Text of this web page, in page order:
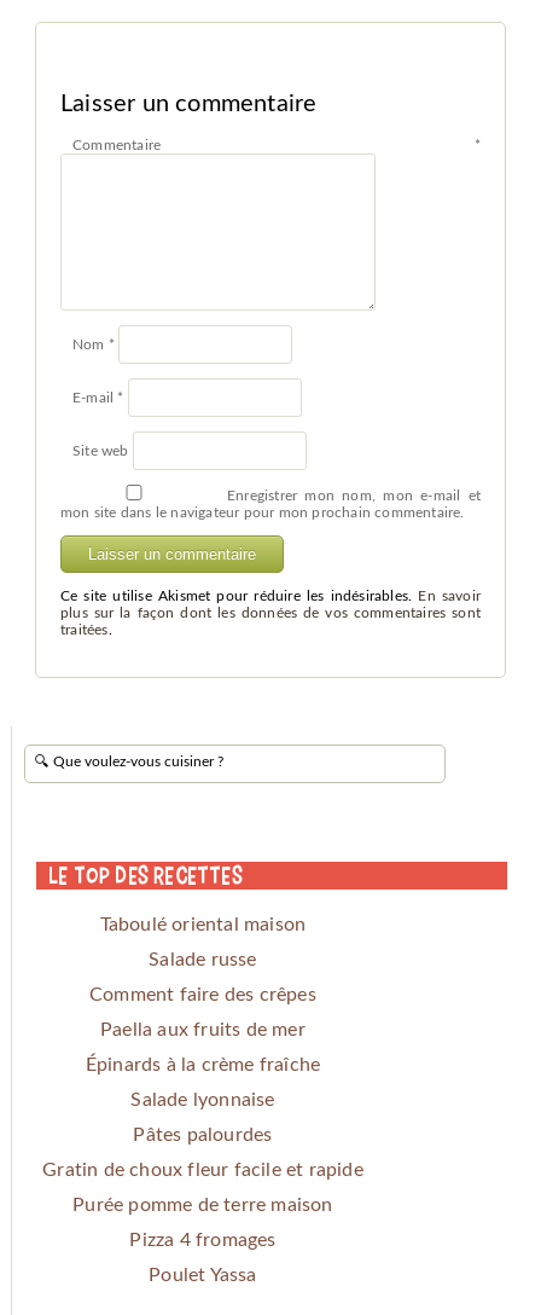
Laisser un commentaire
Commentaire *
Nom *
E-mail *
Site web
Enregistrer mon nom, mon e-mail et
mon site dans le navigateur pour mon prochain commentaire.
Ce site utilise Akismet pour réduire les indésirables. En savoir
plus sur la façon dont les données de vos commentaires sont
traitées.
Le Top des Recettes
Taboulé oriental maison
Salade russe
Comment faire des crêpes
Paella aux fruits de mer
Épinards à la crème fraîche
Salade lyonnaise
Pâtes palourdes
Gratin de choux fleur facile et rapide
Purée pomme de terre maison
Pizza 4 fromages
Poulet Yassa